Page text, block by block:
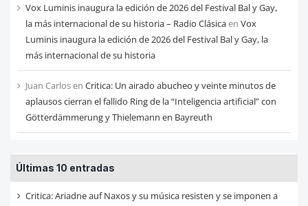
Vox Luminis inaugura la edición de 2026 del Festival Bal y Gay,
la más internacional de su historia – Radio Clásicaen Vox
Luminis inaugura la edición de 2026 del Festival Bal y Gay, la
más internacional de su historia
Juan Carlosen Critica: Un airado abucheo y veinte minutos de
aplausos cierran el fallido Ring de la “Inteligencia artificial” con
Götterdämmerung y Thielemann en Bayreuth
Últimas 10 entradas
Critica: Ariadne auf Naxos y su música resisten y se imponen a